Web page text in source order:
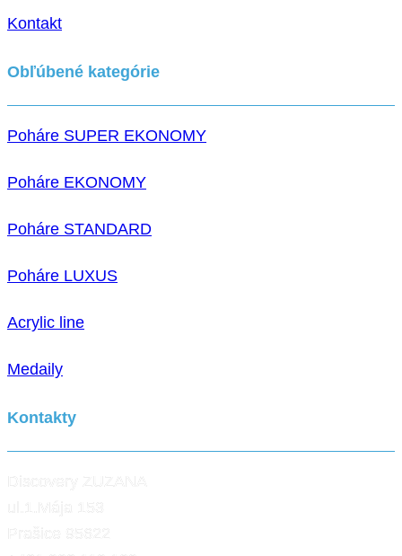
Kontakt
Obľúbené kategórie
Poháre SUPER EKONOMY
Poháre EKONOMY
Poháre STANDARD
Poháre LUXUS
Acrylic line
Medaily
Kontakty